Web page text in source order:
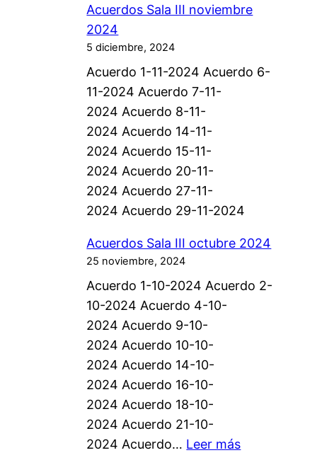
Acuerdos Sala III noviembre
2024
5 diciembre, 2024
Acuerdo 1-11-2024 Acuerdo 6-
11-2024 Acuerdo 7-11-
2024 Acuerdo 8-11-
2024 Acuerdo 14-11-
2024 Acuerdo 15-11-
2024 Acuerdo 20-11-
2024 Acuerdo 27-11-
2024 Acuerdo 29-11-2024
Acuerdos Sala III octubre 2024
25 noviembre, 2024
Acuerdo 1-10-2024 Acuerdo 2-
10-2024 Acuerdo 4-10-
2024 Acuerdo 9-10-
2024 Acuerdo 10-10-
2024 Acuerdo 14-10-
2024 Acuerdo 16-10-
2024 Acuerdo 18-10-
2024 Acuerdo 21-10-
2024 Acuerdo… Leer más: